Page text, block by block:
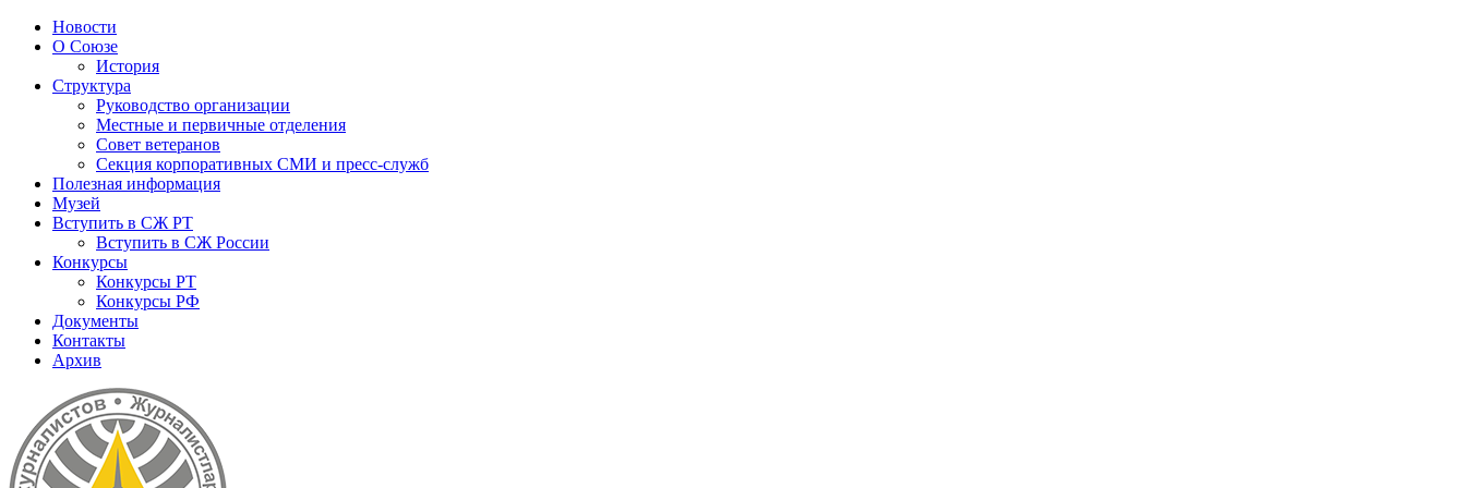
Новости
О Союзе
История
Структура
Руководство организации
Местные и первичные отделения
Совет ветеранов
Секция корпоративных СМИ и пресс-служб
Полезная информация
Музей
Вступить в СЖ РТ
Вступить в СЖ России
Конкурсы
Конкурсы РТ
Конкурсы РФ
Документы
Контакты
Архив